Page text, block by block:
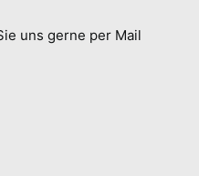
uns gerne per Mail